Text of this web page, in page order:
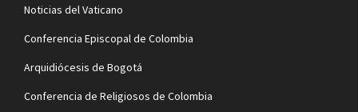
Noticias del Vaticano
Conferencia Episcopal de Colombia
Arquidiócesis de Bogotá
Conferencia de Religiosos de Colombia